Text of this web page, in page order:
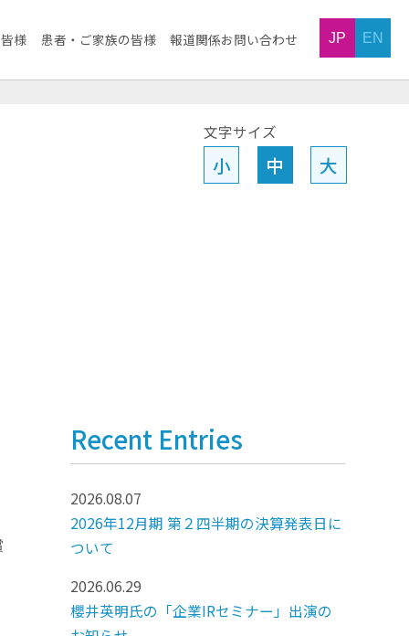
様 患者・ご家族の皆様 報道関係お問い合わせ JP EN
文字サイズ
小 中 大
Recent Entries
2026.08.07
2026年12月期 第２四半期の決算発表日に
ついて
2026.06.29
櫻井英明氏の「企業IRセミナー」出演の